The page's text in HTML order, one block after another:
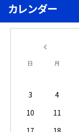
カレンダー
日 月
3
4
10
11